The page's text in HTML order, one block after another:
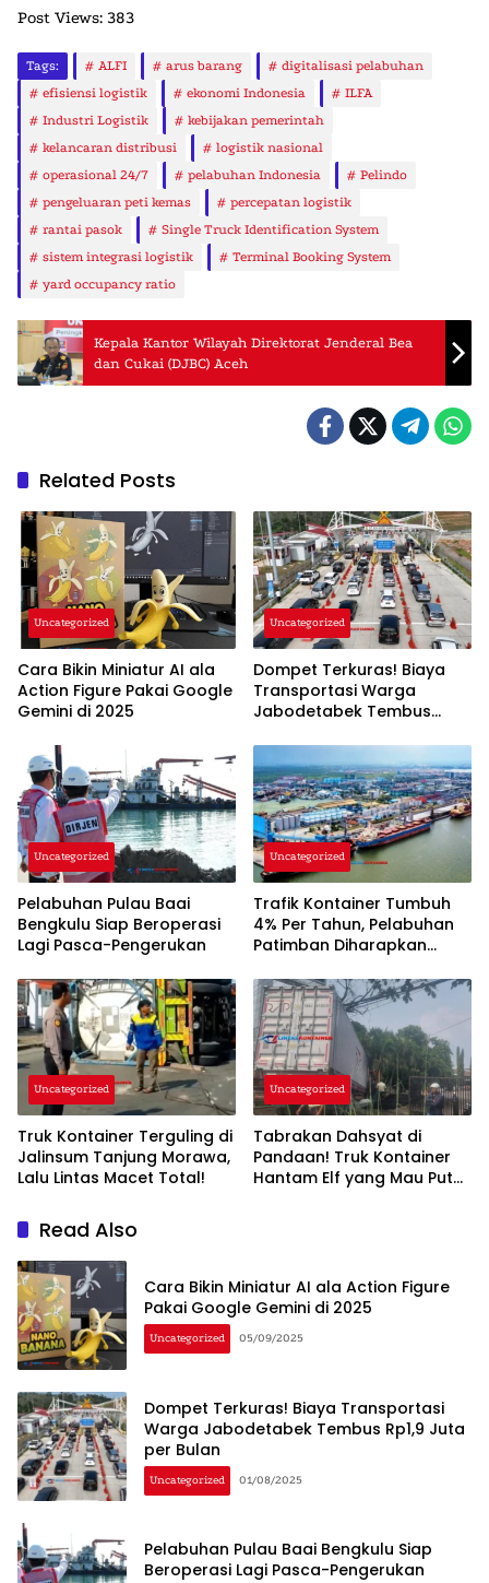
Post Views: 383
Tags: ALFI arus barang
digitalisasi pelabuhan
efisiensi logistik
ekonomi Indonesia
ILFA
Industri Logistik
kebijakan pemerintah
kelancaran distribusi
logistik nasional
operasional 24/7
pelabuhan Indonesia
Pelindo
pengeluaran peti kemas
percepatan logistik
rantai pasok
Single Truck Identification System
sistem integrasi logistik
Terminal Booking System
yard occupancy ratio
Kepala Kantor Wilayah Direktorat Jenderal Bea
dan Cukai (DJBC) Aceh
Related Posts
Uncategorized
Cara Bikin Miniatur AI ala
Action Figure Pakai Google
Gemini di 2025
Uncategorized
Dompet Terkuras! Biaya
Transportasi Warga
Jabodetabek Tembus
Uncategorized
Pelabuhan Pulau Baai
Bengkulu Siap Beroperasi
Lagi Pasca-Pengerukan
Uncategorized
Trafik Kontainer Tumbuh
4% Per Tahun, Pelabuhan
Patimban Diharapkan
Uncategorized
Truk Kontainer Terguling di
Jalinsum Tanjung Morawa,
Lalu Lintas Macet Total!
Uncategorized
Tabrakan Dahsyat di
Pandaan! Truk Kontainer
Hantam Elf yang Mau Putar
Read Also
Cara Bikin Miniatur AI ala Action Figure
Pakai Google Gemini di 2025
Uncategorized 05/09/2025
Dompet Terkuras! Biaya Transportasi
Warga Jabodetabek Tembus Rp1,9 Juta
per Bulan
Uncategorized 01/08/2025
Pelabuhan Pulau Baai Bengkulu Siap
Beroperasi Lagi Pasca-Pengerukan